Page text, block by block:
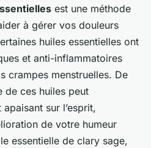
est une méthode
à gérer vos douleurs
huiles essentielles ont
et anti-inflammatoires
crampes menstruelles. De
de ces huiles peut
sur l’esprit,
de votre humeur
essentielle de clary sage,